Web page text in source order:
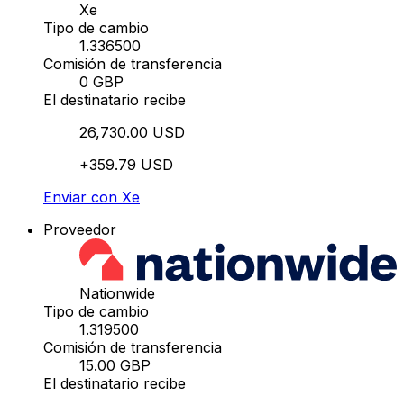
Xe
Tipo de cambio
1.336500
Comisión de transferencia
0 GBP
El destinatario recibe
26,730.00 USD
+359.79 USD
Enviar con Xe
Proveedor
Nationwide
Tipo de cambio
1.319500
Comisión de transferencia
15.00 GBP
El destinatario recibe